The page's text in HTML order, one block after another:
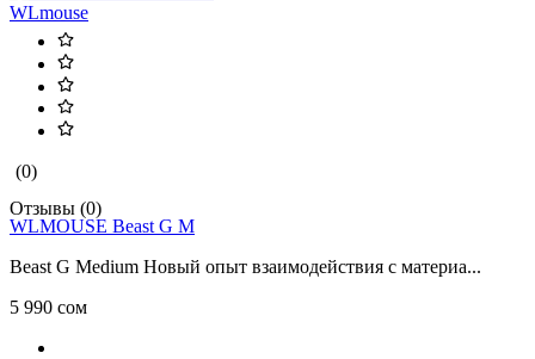
WLmouse
(0)
Отзывы (0)
WLMOUSE Beast G M
Beast G Medium Новый опыт взаимодействия с материа...
5 990 сом